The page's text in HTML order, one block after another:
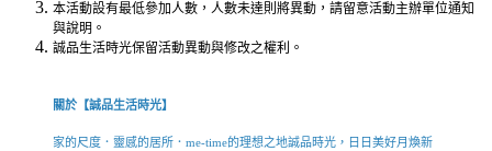
本活動設有最低參加人數，人數未達則將異動，請留意活動主辦單位通知
與說明。
誠品生活時光保留活動異動與修改之權利。
關於【誠品生活時光】
家的尺度．靈感的居所．me-time的理想之地誠品時光，日日美好月煥新